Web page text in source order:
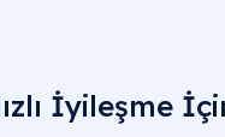
İyileşme